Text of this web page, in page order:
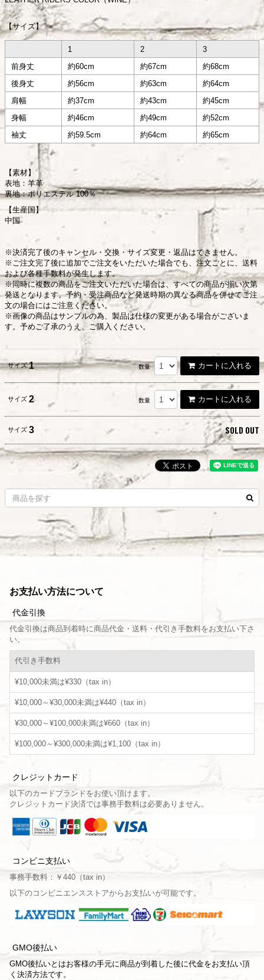
【サイズ】
1 2
3
前身丈
約60cm 約67cm
約68cm
後身丈
約56cm 約63cm
約64cm
肩幅
約37cm 約43cm
約45cm
身幅
約46cm 約49cm
約52cm
袖丈
約59.5cm 約64cm 約65cm
【素材】
表地：羊革
裏地：ポリエステル 100％
【生産国】
中国
※決済完了後のキャンセル・交換・サイズ変更・返品はできません。
※ご注文完了後に追加でご注文をいただいた場合でも、注文ごとに、送料
および各種手数料が発生します。
※同時に複数の商品をご注文いただいた場合は、すべての商品が揃い次第
発送となります。予約・受注商品など発送時期の異なる商品を併せてご注
文の場合にはご注意ください。
※画像の商品はサンプルの為、製品は仕様の変更がある場合がございま
す。予めご了承のうえ、ご購入ください。
サイズ1 数量 カートに入れる
サイズ 2 数量 カートに入れる
サイズ 3 SOLD OUT
お支払い方法について
代金引換
代金引換は商品到着時に商品代金・送料・代引き手数料をお支払い下さ
い。
代引き手数料
¥10,000未満は¥330（tax in）
¥10,000～¥30,000未満は¥440（tax in）
¥30,000～¥100,000未満は¥660（tax in）
¥100,000～¥300,000未満は¥1,100（tax in）
クレジットカード
以下のカードブランドをお使い頂けます。
クレジットカード決済では事務手数料は必要ありません。
コンビニ支払い
事務手数料：￥440（tax in）
以下のコンビニエンスストアからお支払いが可能です。
GMO後払い
GMO後払いとはお客様の手元に商品が到着した後に代金をお支払い頂
く決済方法です。